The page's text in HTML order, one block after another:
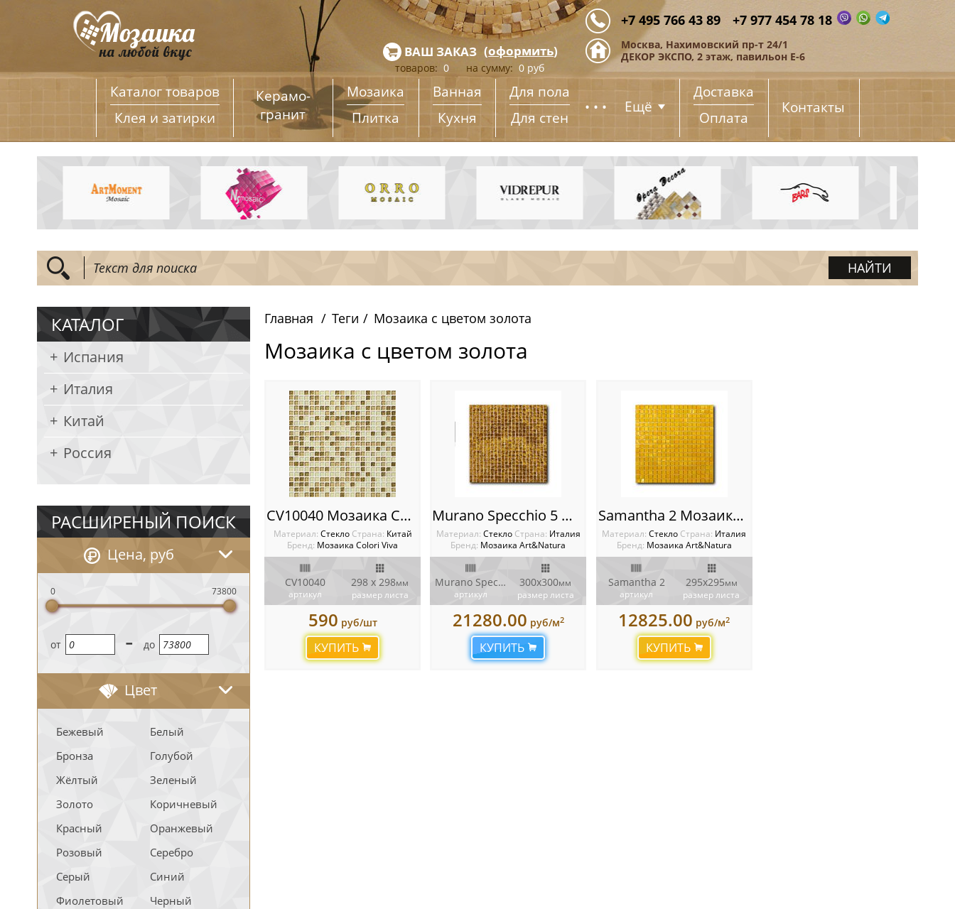
+7 495 766 43 89 +7 977 454 78 18
Москва, Нахимовский пр-т 24/1
ДЕКОР ЭКСПО, 2 этаж, павильон Е-6
ВАШ ЗАКАЗ (оформить)
товаров: 0 на сумму: 0 руб
Каталог товаров
Клея и затирки
Керамо­
гранит
Мозаика
Плитка
Ванная
Кухня
Для пола
Для стен
... Ещё
Доставка
Оплата
Контакты
КАТАЛОГ
Испания
Италия
Китай
Россия
РАСШИРЕНЫЙ ПОИСК
Цена, руб
0 73800
oт - до
Цвет
Бежевый
Белый
Бронза
Голубой
Жёлтый
Зеленый
Золото
Коричневый
Красный
Оранжевый
Розовый
Серебро
Серый
Синий
Фиолетовый
Черный
Главная Теги Мозаика с цветом золота
Мозаика с цветом золота
CV10040 Мозаика Colori Viva Crystal
Материал: Стекло Cтрана: Китай
Бренд: Мозаика Colori Viva
CV10040
артикул
298 x 298мм
размер листа
590 руб/шт
КУПИТЬ
Murano Specchio 5 Мозаика Art&Natura
Материал: Стекло Cтрана: Италия
Бренд: Мозаика Art&Natura
Murano Specchio 5
артикул
300x300мм
размер листа
21280.00 руб/м2
КУПИТЬ
Samantha 2 Мозаика Classic glass
Материал:Стекло Cтрана: Италия
Бренд: Мозаика Art&Natura
Samantha 2
артикул
295x295мм
размер листа
12825.00 руб/м2
КУПИТЬ